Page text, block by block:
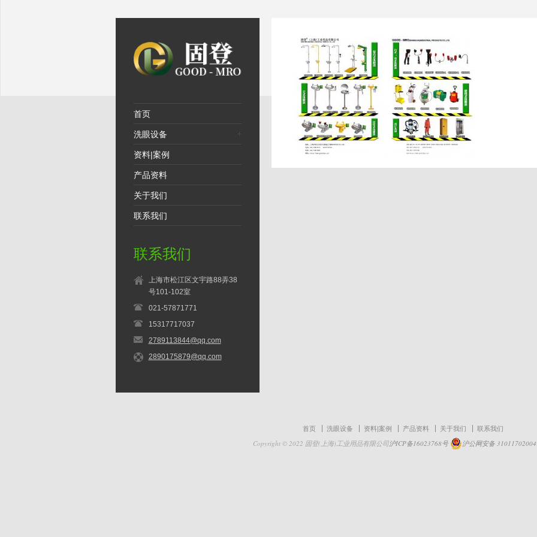
首页
洗眼设备
资料|案例
产品资料
关于我们
联系我们
联系我们
上海市松江区文宇路88弄38
号101-102室
021-57871771
15317717037
2789113844@qq.com
2890175879@qq.com
首页 洗眼设备 资料|案例 产品资料 关于我们 联系我们
Copyright © 2022 固登(上海)工业用品有限公司沪ICP备16023768号 沪公网安备